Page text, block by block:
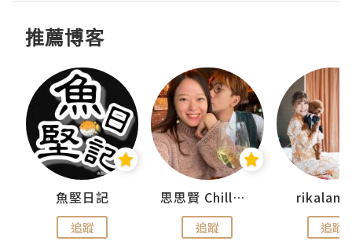
推薦博客
魚堅日記
追蹤
思思賢 ChillMyBabe
追蹤 追蹤